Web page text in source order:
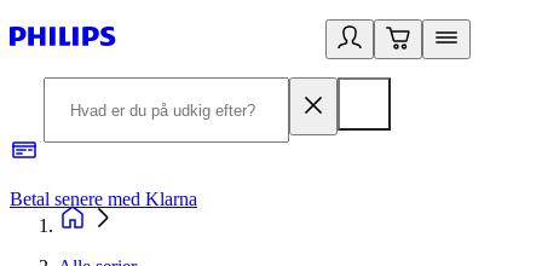
Betal senere med Klarna